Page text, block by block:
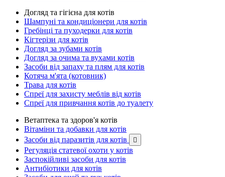
Догляд та гігієна для котів
Шампуні та кондиціонери для котів
Гребінці та пуходерки для котів
Кігтерізи для котів
Догляд за зубами котів
Догляд за очима та вухами котів
Засоби від запаху та плям для котів
Котяча м'ята (котовник)
Трава для котів
Спреї для захисту меблів від котів
Спреї для привчання котів до туалету
Ветаптека та здоров'я котів
Вітаміни та добавки для котів
Засоби від паразитів для котів

Регуляція статевої охоти у котів
Заспокійливі засоби для котів
Антибіотики для котів